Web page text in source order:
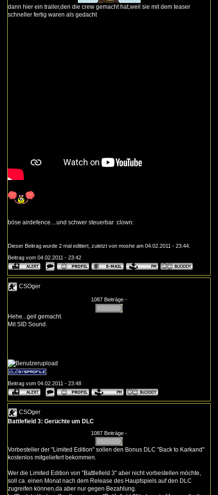
dann hier ein trailer,den die crew gemacht hat,weil sie mit dem teaser
schneller fertig waren als gedacht
böse airdefence....und schwer steuerbar :clown:
Dieser Beitrag wurde 2 mal editiert, zuletzt von moshe am 04.02.2011 - 23:44.
Beitrag vom 04.02.2011 - 23:42
CSOger
1087 Beiträge -
Hehe...geil gemacht.
Mit SID Sound.
Beitrag vom 04.02.2011 - 23:48
CSOger
Battlefield 3: Gerüchte um DLC
1087 Beiträge -
Vorbesteller der "Limited Edition" sollen den Bonus DLC "Back to Karkand"
kostenlos mitgeliefert bekommen.
Wer die Limited Edition von "Battlefield 3" aber nicht vorbestellen möchte,
soll ca. einen Monat nach dem Release des Hauptspiels auf den DLC
zugreifen können,da aber nur gegen Bezahlung.